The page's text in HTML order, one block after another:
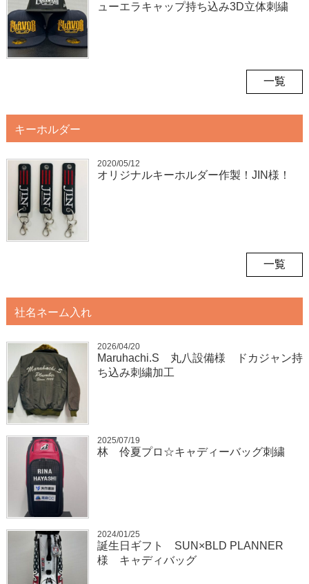
ューエラキャップ持ち込み3D立体刺繍
一覧
キーホルダー
2020/05/12
オリジナルキーホルダー作製！JIN様！
一覧
社名ネーム入れ
2026/04/20
Maruhachi.S 丸八設備様 ドカジャン持
ち込み刺繍加工
2025/07/19
林 伶夏プロ☆キャディーバッグ刺繍
2024/01/25
誕生日ギフト SUN×BLD PLANNER
様 キャディバッグ